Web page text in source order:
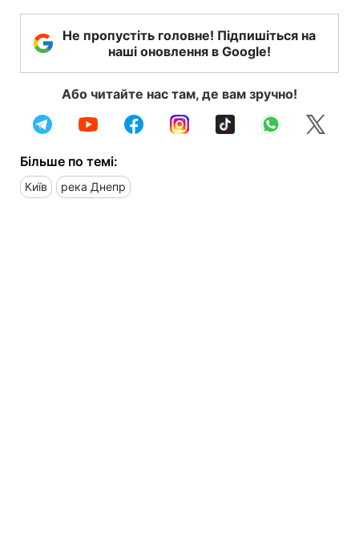
Не пропустіть головне! Підпишіться на
наші оновлення в Google!
Або читайте нас там, де вам зручно!
Більше по темі:
Київ река Днепр